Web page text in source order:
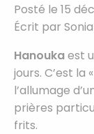
Posté le 15
Écrit par
Hanoukaest
jours. C’est la
l’allumage
prières
frits.